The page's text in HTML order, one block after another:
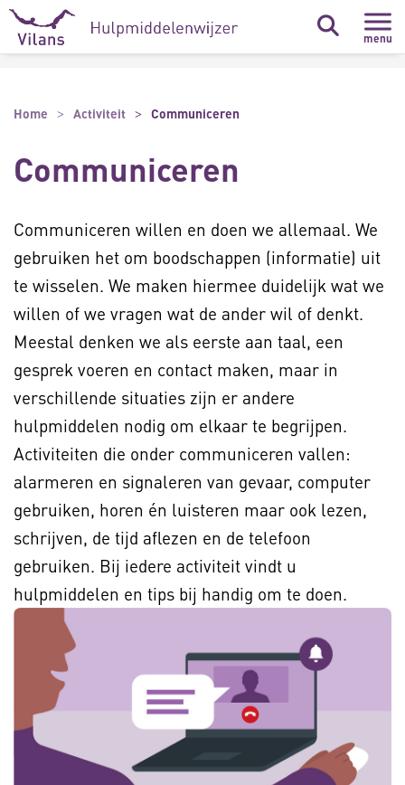
Naar hoofdinhoud
Naar footer
menu
Home Activiteit Communiceren
Communiceren
Communiceren willen en doen we allemaal. We
gebruiken het om boodschappen (informatie) uit
te wisselen. We maken hiermee duidelijk wat we
willen of we vragen wat de ander wil of denkt.
Meestal denken we als eerste aan taal, een
gesprek voeren en contact maken, maar in
verschillende situaties zijn er andere
hulpmiddelen nodig om elkaar te begrijpen.
Activiteiten die onder communiceren vallen:
alarmeren en signaleren van gevaar, computer
gebruiken, horen én luisteren maar ook lezen,
schrijven, de tijd aflezen en de telefoon
gebruiken. Bij iedere activiteit vindt u
hulpmiddelen en tips bij handig om te doen.